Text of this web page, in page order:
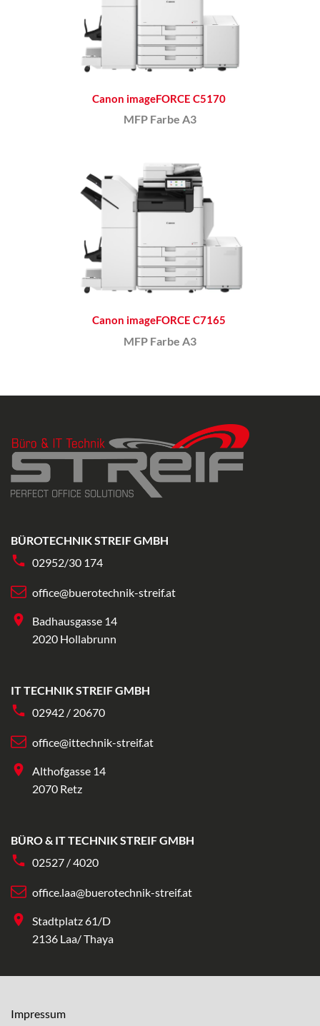
Canon imageFORCE C5170
MFP Farbe A3
Canon imageFORCE C7165
MFP Farbe A3
BÜROTECHNIK STREIF GMBH
02952/30 174
office@buerotechnik-streif.at
Badhausgasse 14
2020 Hollabrunn
IT TECHNIK STREIF GMBH
02942 / 20670
office@ittechnik-streif.at
Althofgasse 14
2070 Retz
BÜRO & IT TECHNIK STREIF GMBH
02527 / 4020
office.laa@buerotechnik-streif.at
Stadtplatz 61/D
2136 Laa/ Thaya
Impressum